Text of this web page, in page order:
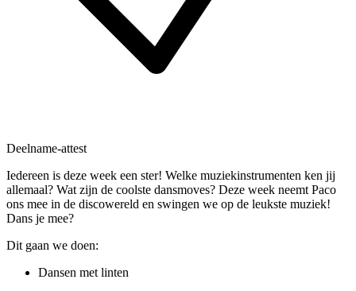
Deelname-attest
Iedereen is deze week een ster! Welke muziekinstrumenten ken jij
allemaal? Wat zijn de coolste dansmoves? Deze week neemt Paco
ons mee in de discowereld en swingen we op de leukste muziek!
Dans je mee?
Dit gaan we doen:
Dansen met linten